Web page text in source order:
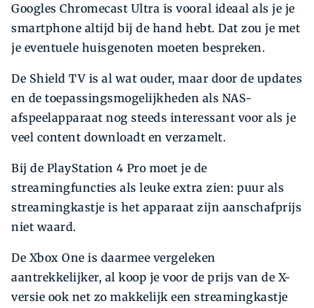
Googles Chromecast Ultra is vooral ideaal als je je
smartphone altijd bij de hand hebt. Dat zou je met
je eventuele huisgenoten moeten bespreken.
De Shield TV is al wat ouder, maar door de updates
en de toepassingsmogelijkheden als NAS-
afspeelapparaat nog steeds interessant voor als je
veel content downloadt en verzamelt.
Bij de PlayStation 4 Pro moet je de
streamingfuncties als leuke extra zien: puur als
streamingkastje is het apparaat zijn aanschafprijs
niet waard.
De Xbox One is daarmee vergeleken
aantrekkelijker, al koop je voor de prijs van de X-
versie ook net zo makkelijk een streamingkastje